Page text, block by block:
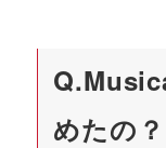
Q.
めたの？